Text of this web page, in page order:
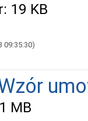
19 KB
09:35:30)
MB